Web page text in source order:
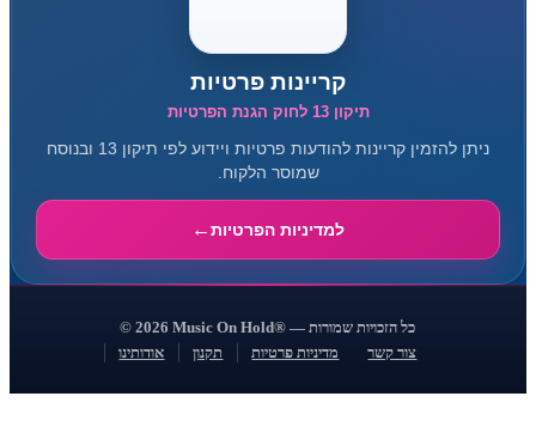
קריינות פרטיות
תיקון 13 לחוק הגנת הפרטיות
ניתן להזמין קריינות להודעות פרטיות ויידוע לפי תיקון 13 ובנוסח
שמוסר הלקוח.
למדיניות הפרטיות
© 2026 Music On Hold® — כל הזכויות שמורות
אודותינו
תקנון מדיניות פרטיות צור קשר